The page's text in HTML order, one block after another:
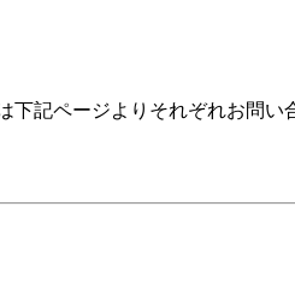
記ページよりそれぞれお問い